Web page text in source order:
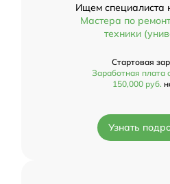
Ищем специалиста
Мастера по
техники
Стартовая
Заработная плата
150,000 руб.
Узнать